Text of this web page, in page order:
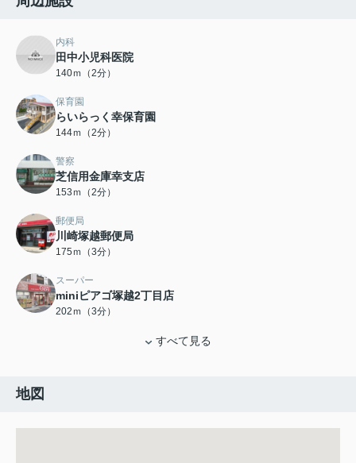
内科
田中小児科医院
140ｍ（2分）
保育園
らいらっく幸保育園
144ｍ（2分）
警察
芝信用金庫幸支店
153ｍ（2分）
郵便局
川崎塚越郵便局
175ｍ（3分）
スーパー
miniピアゴ塚越2丁目店
202ｍ（3分）
すべて見る
地図